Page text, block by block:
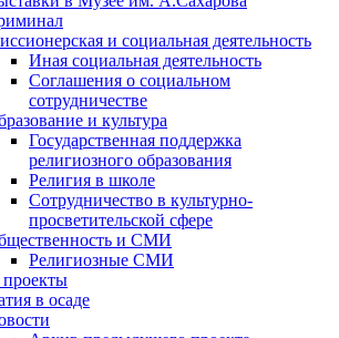
и социальная деятельность
Иная социальная деятельность
Соглашения о социальном
сотрудничестве
и культура
Государственная поддержка
религиозного образования
Религия в школе
Сотрудничество в культурно-
просветительской сфере
и СМИ
Религиозные СМИ
в осаде